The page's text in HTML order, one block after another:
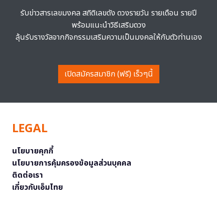
รับข่าวสารเลขมงคล สถิติเลขดัง ดวงรายวัน รายเดือน รายปี
พร้อมแนะนำวิธีเสริมดวง
ลุ้นรับรางวัลจากกิจกรรมเสริมความเป็นมงคลให้กับตัวท่านเอง
เปิดสมัครสมาชิก (ฟรี) เร็วๆนี้
LEGAL
นโยบายคุกกี้
นโยบายการคุ้มครองข้อมูลส่วนบุคคล
ติดต่อเรา
เกี่ยวกับเอ็มไทย